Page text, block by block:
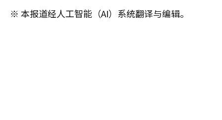
※ 本报道经人工智能（AI）系统翻译与编辑。